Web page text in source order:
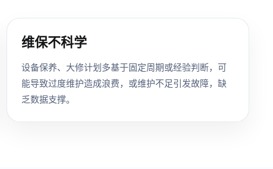
维保不科学
设备保养、大修计划多基于固定周期或经验判断，可
能导致过度维护造成浪费，或维护不足引发故障，缺
乏数据支撑。